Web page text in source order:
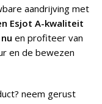
aandrijving met
Esjot A-kwaliteit
en profiteer van
en de bewezen
neem gerust